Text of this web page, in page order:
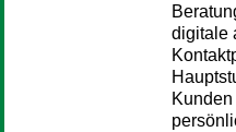
digitale